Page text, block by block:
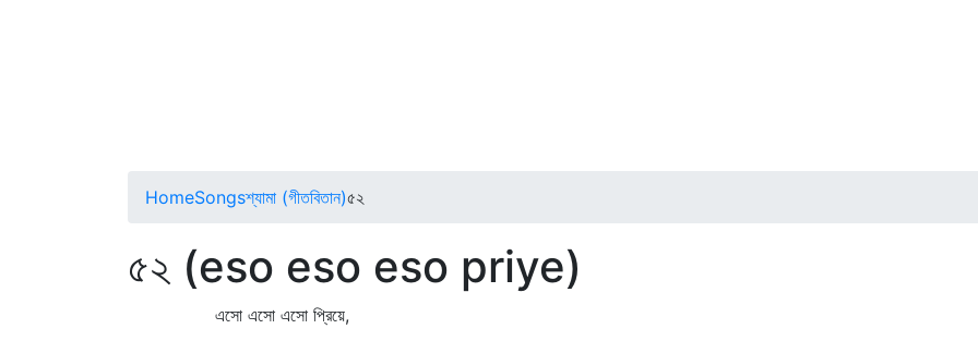
HomeSongsশ্যামা (গীতবিতান)৫২
৫২ (eso eso eso priye)
এসো এসো এসো প্রিয়ে,